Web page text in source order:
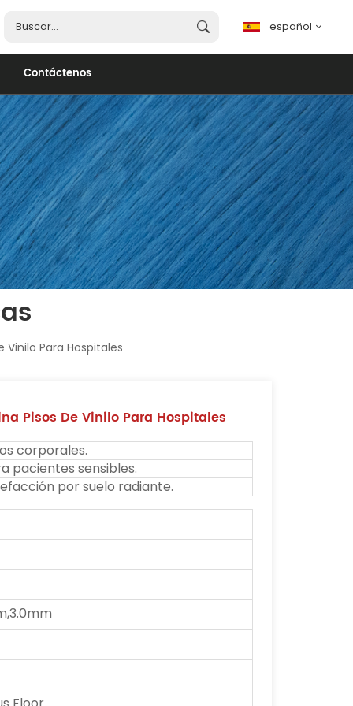
español
español
English
français
português
العربية
Contáctenos
Vinilo Para Hospitales
Pisos De Vinilo Para Hospitales
corporales.
pacientes sensibles.
por suelo radiante.